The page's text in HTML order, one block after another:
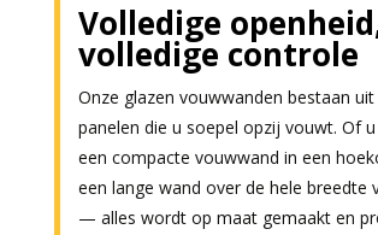
Volledige
volledige controle
Onze glazen vouwwanden bestaan
panelen die u soepel opzij vouwt. Of
een compacte vouwwand in een
een lange wand over de hele breedte
— alles wordt op maat gemaakt en